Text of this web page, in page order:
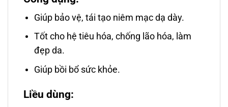
Giúp bảo vệ, tái tạo niêm mạc dạ dày.
Tốt cho hệ tiêu hóa, chống lão hóa, làm
đẹp da.
Giúp bồi bổ sức khỏe.
Liều dùng: